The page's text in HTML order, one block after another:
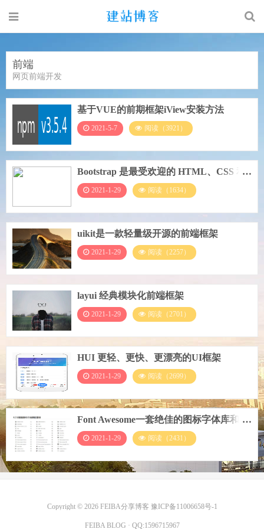
前端
网页前端开发
基于VUE的前期框架iView安装方法
2021-5-7 阅读（3921）
Bootstrap 是最受欢迎的 HTML、CSS 和
JS 框架
2021-1-29 阅读（1634）
uikit是一款轻量级开源的前端框架
2021-1-29 阅读（2257）
layui 经典模块化前端框架
2021-1-29 阅读（2701）
HUI 更轻、更快、更漂亮的UI框架
2021-1-29 阅读（2699）
Font Awesome一套绝佳的图标字体库和
CSS框架
2021-1-29 阅读（2431）
Copyright © 2026 FEIBA分享博客 豫ICP备11006658号-1
FEIBA BLOG · QQ:1596715967